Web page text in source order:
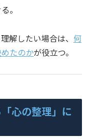
。
解したい場合は、 何
たのかが役立つ。
心の整理」に